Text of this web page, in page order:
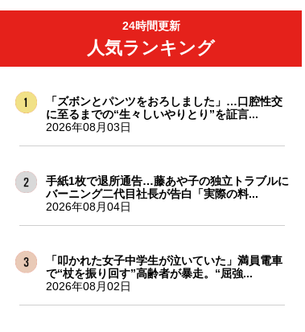
24時間更新
人気ランキング
「ズボンとパンツをおろしました」…口腔性交
に至るまでの“生々しいやりとり”を証言...
2026年08月03日
手紙1枚で退所通告…藤あや子の独立トラブルに
バーニング二代目社長が告白「実際の料...
2026年08月04日
「叩かれた女子中学生が泣いていた」満員電車
で“杖を振り回す”高齢者が暴走。“屈強...
2026年08月02日